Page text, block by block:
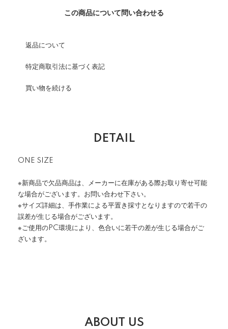
この商品について問い合わせる
返品について
特定商取引法に基づく表記
買い物を続ける
DETAIL
ONE SIZE
※新商品で欠品商品は、メーカーに在庫がある際お取り寄せ可能
な場合がございます。お問い合わせ下さい。
※サイズ詳細は、手作業による平置き採寸となりますので若干の
誤差が生じる場合がございます。
※ご使用のPC環境により、色合いに若干の差が生じる場合がご
ざいます。
ABOUT US